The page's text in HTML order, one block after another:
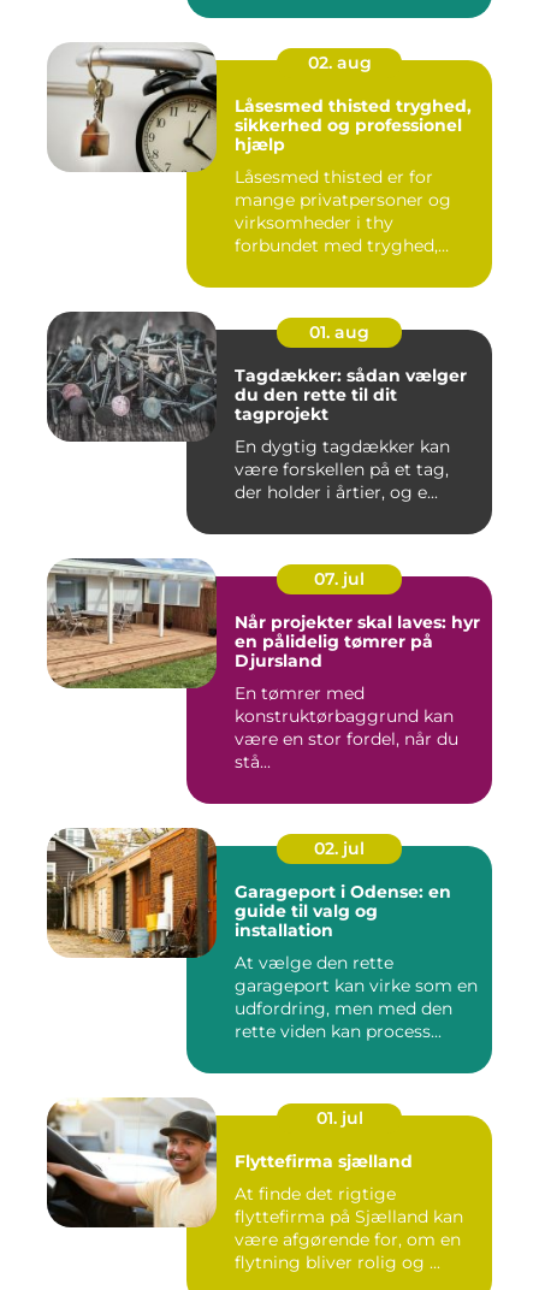
02. aug
Låsesmed thisted tryghed,
sikkerhed og professionel
hjælp
Låsesmed thisted er for
mange privatpersoner og
virksomheder i thy
forbundet med tryghed,
01. aug
Tagdækker: sådan vælger
du den rette til dit
tagprojekt
En dygtig tagdækker kan
være forskellen på et tag,
der holder i årtier, og e...
07. jul
Når projekter skal laves: hyr
en pålidelig tømrer på
Djursland
En tømrer med
konstruktørbaggrund kan
være en stor fordel, når du
stå...
02. jul
Garageport i Odense: en
guide til valg og
installation
At vælge den rette
garageport kan virke som en
udfordring, men med den
rette viden kan process...
01. jul
Flyttefirma sjælland
At finde det rigtige
flyttefirma på Sjælland kan
være afgørende for, om en
flytning bliver rolig og ...